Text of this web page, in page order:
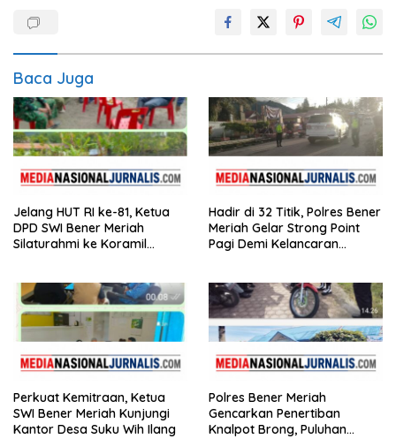
Baca Juga
Jelang HUT RI ke-81, Ketua
DPD SWI Bener Meriah
Silaturahmi ke Koramil
Hadir di 32 Titik, Polres Bener
Meriah Gelar Strong Point
Pagi Demi Kelancaran
Perkuat Kemitraan, Ketua
SWI Bener Meriah Kunjungi
Kantor Desa Suku Wih Ilang
Polres Bener Meriah
Gencarkan Penertiban
Knalpot Brong, Puluhan